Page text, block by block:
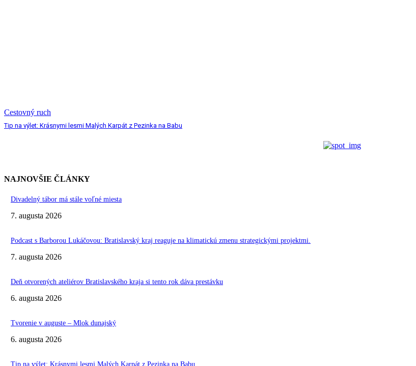
Cestovný ruch
Tip na výlet: Krásnymi lesmi Malých Karpát z Pezinka na Babu
NAJNOVŠIE ČLÁNKY
Divadelný tábor má stále voľné miesta
7. augusta 2026
Podcast s Barborou Lukáčovou: Bratislavský kraj reaguje na klimatickú zmenu strategickými projektmi.
7. augusta 2026
Deň otvorených ateliérov Bratislavského kraja si tento rok dáva prestávku
6. augusta 2026
Tvorenie v auguste – Mlok dunajský
6. augusta 2026
Tip na výlet: Krásnymi lesmi Malých Karpát z Pezinka na Babu